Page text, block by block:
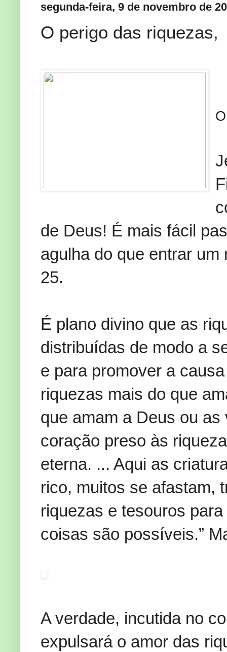
segunda-feira, 9 de novembro de
O perigo das riquezas,
de Deus! É mais fácil
agulha do que entrar
25.
É plano divino que as
distribuídas de modo a
e para promover a
riquezas mais do que
que amam a Deus ou
coração preso às
eterna. ... Aqui as
rico, muitos se afastam,
riquezas e tesouros
coisas são possíveis.”
A verdade, incutida no
expulsará o amor das